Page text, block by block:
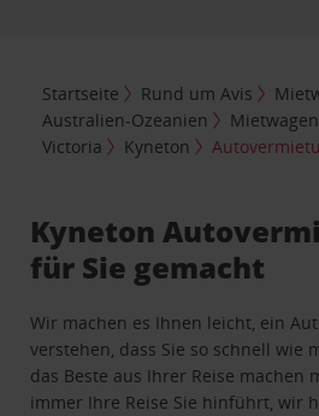
Startseite Rund um Avis
Australien-Ozeanien
Victoria
Kyneton
Kyneton
für Sie gemacht
Wir machen es Ihnen leicht, ein
verstehen, dass Sie so schnell wie
das Beste aus Ihrer Reise machen
immer Ihre Reise Sie hinführt, wir